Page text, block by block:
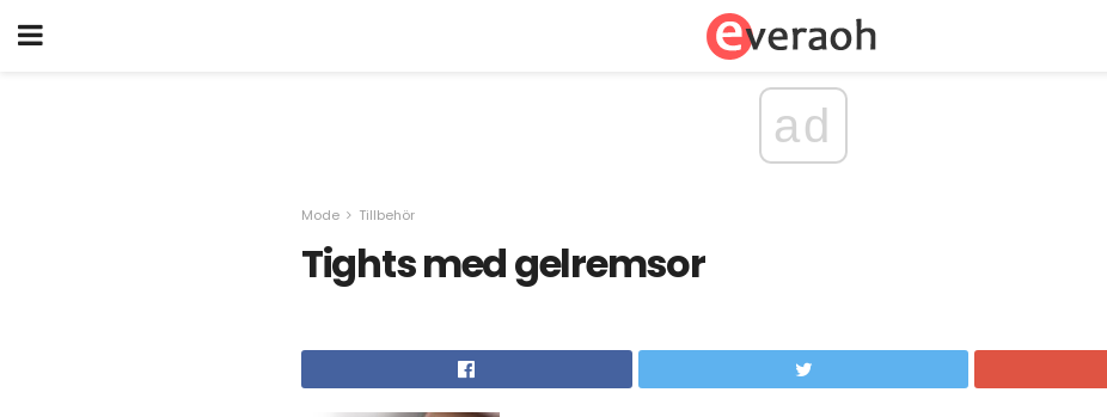
ad
Mode Tillbehör
Tights med gelremsor